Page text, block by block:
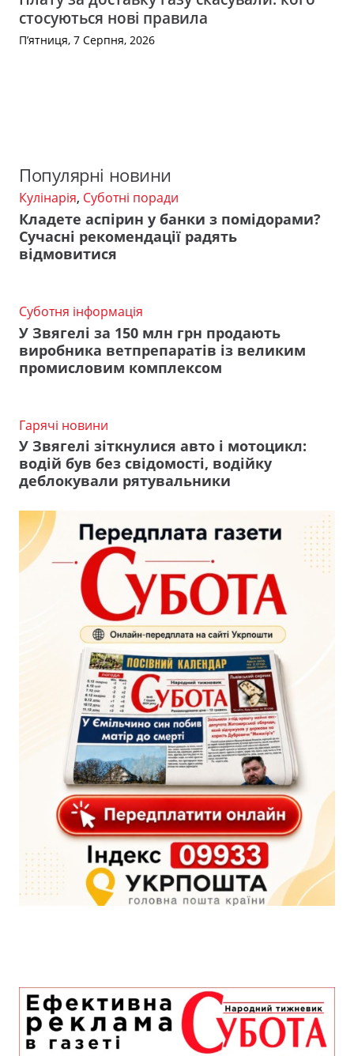
стосуються нові правила
П’ятниця, 7 Серпня, 2026
Популярні новини
Кулінарія, Суботні поради
Кладете аспірин у банки з помідорами?
Сучасні рекомендації радять
відмовитися
Суботня інформація
У Звягелі за 150 млн грн продають
виробника ветпрепаратів із великим
промисловим комплексом
Гарячі новини
У Звягелі зіткнулися авто і мотоцикл:
водій був без свідомості, водійку
деблокували рятувальники